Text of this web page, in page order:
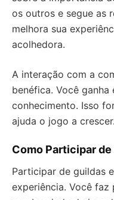
os outros e segue as
melhora sua
acolhedora.
A interação com a
benéfica. Você
conhecimento. Isso
ajuda o jogo a crescer.
Como Participar
Participar de guildas
experiência. Você